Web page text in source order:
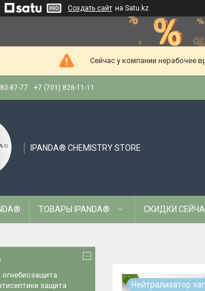
Создать сайт на Satu.kz
Сейчас у компании нерабочее
87-77 +7 (701) 826-11-11
IPANDA® CHEMISTRY STORE
ТОВАРЫ IPANDA® СКИДКИ
Нейтрализатор
огнебиозащита
защита